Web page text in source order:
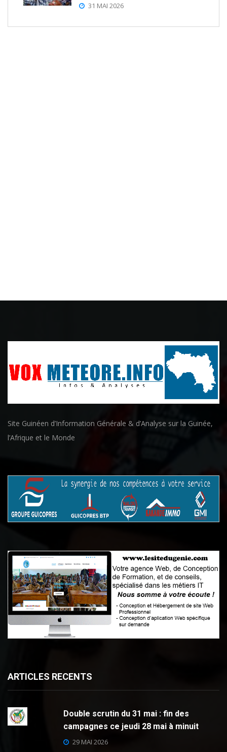
31 MAI 2026
Site Guinéen d’Information Générale & d’Analyse sur la Guinée,
l’Afrique et le Monde
ARTICLES RECENTS
Double scrutin du 31 mai : fin des
campagnes ce jeudi 28 mai à minuit
29 MAI 2026